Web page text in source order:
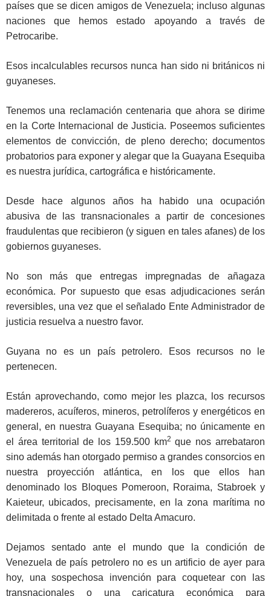
países que se dicen amigos de Venezuela; incluso algunas
naciones que hemos estado apoyando a través de
Petrocaribe.
Esos incalculables recursos nunca han sido ni británicos ni
guyaneses.
Tenemos una reclamación centenaria que ahora se dirime
en la Corte Internacional de Justicia. Poseemos suficientes
elementos de convicción, de pleno derecho; documentos
probatorios para exponer y alegar que la Guayana Esequiba
es nuestra jurídica, cartográfica e históricamente.
Desde hace algunos años ha habido una ocupación
abusiva de las transnacionales a partir de concesiones
fraudulentas que recibieron (y siguen en tales afanes) de los
gobiernos guyaneses.
No son más que entregas impregnadas de añagaza
económica. Por supuesto que esas adjudicaciones serán
reversibles, una vez que el señalado Ente Administrador de
justicia resuelva a nuestro favor.
Guyana no es un país petrolero. Esos recursos no le
pertenecen.
Están aprovechando, como mejor les plazca, los recursos
madereros, acuíferos, mineros, petrolíferos y energéticos en
general, en nuestra Guayana Esequiba; no únicamente en
el área territorial de los 159.500 km2 que nos arrebataron
sino además han otorgado permiso a grandes consorcios en
nuestra proyección atlántica, en los que ellos han
denominado los Bloques Pomeroon, Roraima, Stabroek y
Kaieteur, ubicados, precisamente, en la zona marítima no
delimitada o frente al estado Delta Amacuro.
Dejamos sentado ante el mundo que la condición de
Venezuela de país petrolero no es un artificio de ayer para
hoy, una sospechosa invención para coquetear con las
transnacionales o una caricatura económica para